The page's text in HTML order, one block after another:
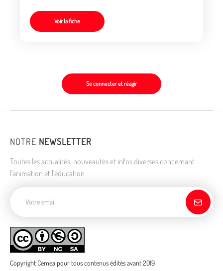
Voir la fiche
Se connecter et réagir
NOTRE NEWSLETTER
Toutes les actualités, nouveautés et infos diverses concernant
l'animation et l'éducation
Copyright Cemea pour tous contenus édités avant 2019